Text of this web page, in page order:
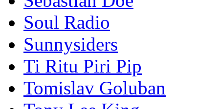
Soul Radio
Sunnysiders
Ti Ritu Piri Pip
Tomislav Goluban